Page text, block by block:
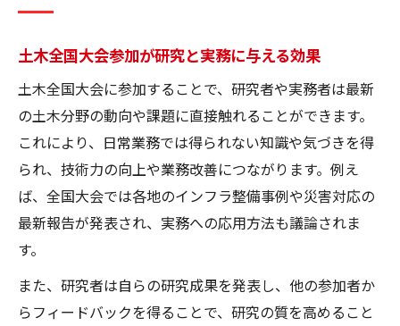
土木全国大会参加が研究と実務に与える効果
土木全国大会に参加することで、研究者や実務者は最新
の土木分野の動向や課題に直接触れることができます。
これにより、日常業務では得られない知識や気づきを得
られ、技術力の向上や業務改善につながります。例え
ば、全国大会では各地のインフラ整備事例や災害対応の
最新報告が発表され、実務への応用方法も議論されま
す。
また、研究者は自らの研究成果を発表し、他の参加者か
らフィードバックを得ることで、研究の質を高めること